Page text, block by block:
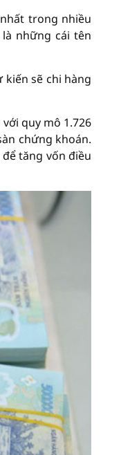
trong nhiều
là những cái tên
kiến sẽ chi hàng
quy mô 1.726
chứng khoán.
tăng vốn điều